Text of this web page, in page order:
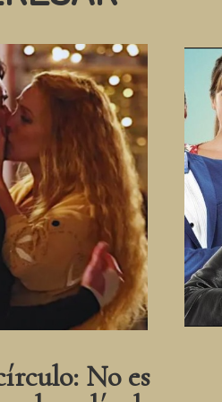
No es